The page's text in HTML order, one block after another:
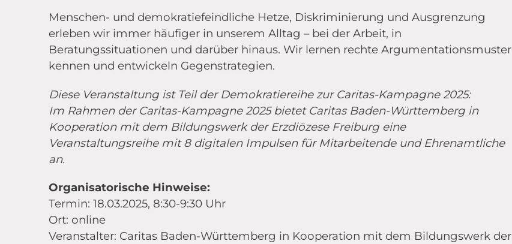
Menschen- und demokratiefeindliche Hetze, Diskriminierung und Ausgrenzung
erleben wir immer häufiger in unserem Alltag – bei der Arbeit, in
Beratungssituationen und darüber hinaus. Wir lernen rechte Argumentationsmuster
kennen und entwickeln Gegenstrategien.
Diese Veranstaltung ist Teil der Demokratiereihe zur Caritas-Kampagne 2025:
Im Rahmen der Caritas-Kampagne 2025 bietet Caritas Baden-Württemberg in
Kooperation mit dem Bildungswerk der Erzdiözese Freiburg eine
Veranstaltungsreihe mit 8 digitalen Impulsen für Mitarbeitende und Ehrenamtliche
an.
Organisatorische Hinweise:
Termin: 18.03.2025, 8:30-9:30 Uhr
Ort: online
Veranstalter: Caritas Baden-Württemberg in Kooperation mit dem Bildungswerk der